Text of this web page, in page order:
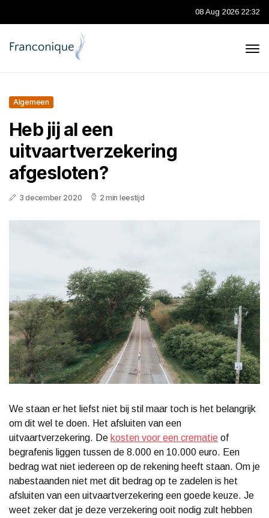
08 Aug 2026 22:32
Algemeen
Heb jij al een
uitvaartverzekering
afgesloten?
3 december 2020 2 min leestijd
We staan er het liefst niet bij stil maar toch is het belangrijk
om dit wel te doen. Het afsluiten van een
uitvaartverzekering. De kosten voor een crematie of
begrafenis liggen tussen de 8.000 en 10.000 euro. Een
bedrag wat niet iedereen op de rekening heeft staan. Om je
nabestaanden niet met dit bedrag op te zadelen is het
afsluiten van een uitvaartverzekering een goede keuze. Je
weet zeker dat je deze verzekering ooit nodig zult hebben